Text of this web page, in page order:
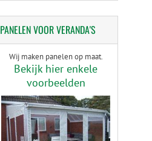
PANELENVOOR VERANDA'S
Wij maken panelen op maat.
Bekijk hier enkele
voorbeelden